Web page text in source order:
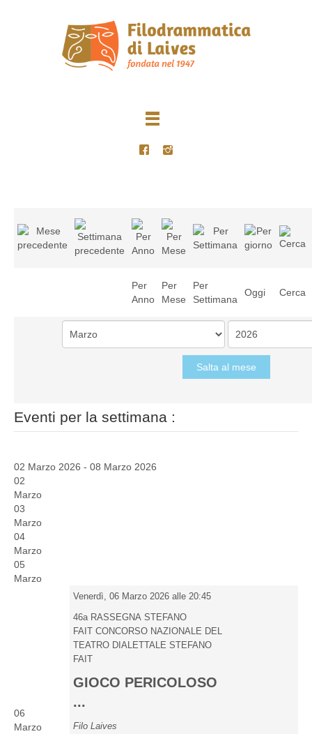
Per
Anno
Per
Mese
Per
Settimana
Oggi Cerca
Salta al mese
Eventi per la settimana :
02 Marzo 2026 - 08 Marzo 2026
02
Marzo
03
Marzo
04
Marzo
05
Marzo
06
Marzo
Venerdì, 06 Marzo 2026 alle 20:45
46a RASSEGNA STEFANO
FAIT CONCORSO NAZIONALE DEL
TEATRO DIALETTALE STEFANO
FAIT
GIOCO PERICOLOSO
...
Filo Laives